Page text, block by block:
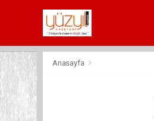
Anasayfa